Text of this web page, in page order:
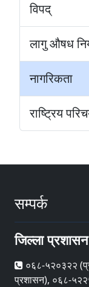
विपद्
लागु औषध
नागरिकता
राष्ट्रिय
सम्पर्क
जिल्ला
०६८-५२०३२२
प्रशासन), ०६८-